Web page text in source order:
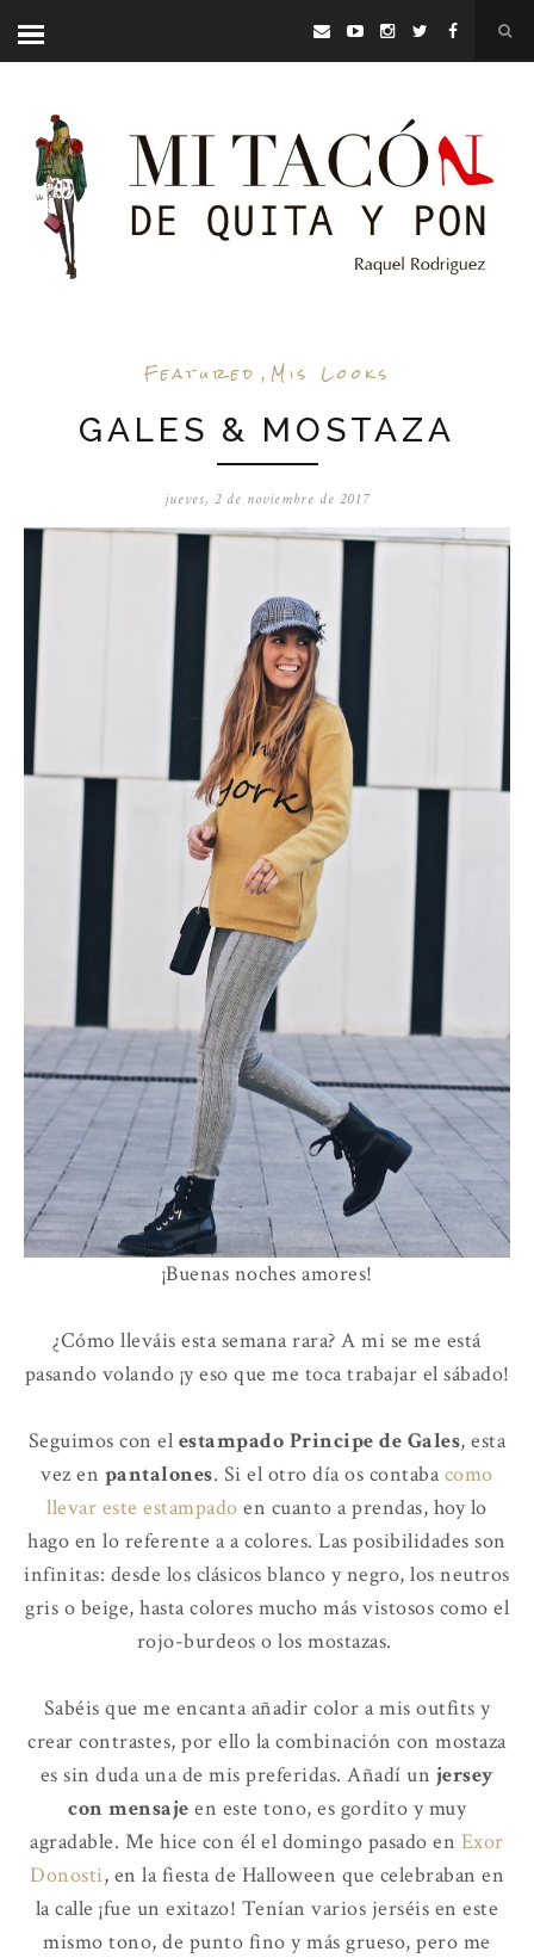
Featured , Mis Looks
GALES & MOSTAZA
jueves, 2 de noviembre de 2017
¡Buenas noches amores!
¿Cómo lleváis esta semana rara? A mi se me está
pasando volando ¡y eso que me toca trabajar el sábado!
Seguimos con el estampado Principe de Gales, esta
vez en pantalones. Si el otro día os contabacomo
llevar este estampado en cuanto a prendas, hoy lo
hago en lo referente a a colores. Las posibilidades son
infinitas: desde los clásicos blanco y negro, los neutros
gris o beige, hasta colores mucho más vistosos como el
rojo-burdeos o los mostazas.
Sabéis que me encanta añadir color a mis outfits y
crear contrastes, por ello la combinación con mostaza
es sin duda una de mis preferidas. Añadí un jersey
con mensaje en este tono, es gordito y muy
agradable. Me hice con él el domingo pasado en Exor
Donosti, en la fiesta de Halloween que celebraban en
la calle ¡fue un exitazo! Tenían varios jerséis en este
mismo tono, de punto fino y más grueso, pero me